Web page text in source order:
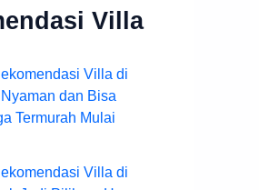
Villa
Villa di
dan Bisa
Termurah Mulai
Villa di